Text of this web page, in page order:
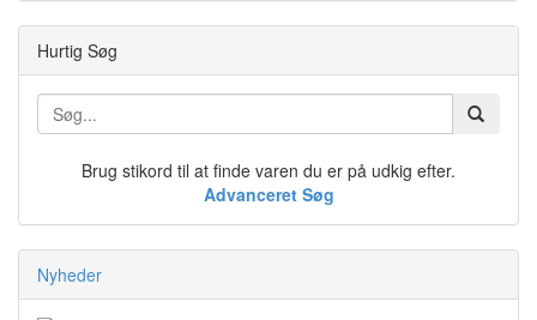
Hurtig Søg
Brug stikord til at finde varen du er på udkig efter.
Advanceret Søg
Nyheder